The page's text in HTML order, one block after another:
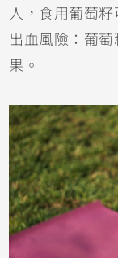
人，食用葡萄籽
出血風險：葡
果。